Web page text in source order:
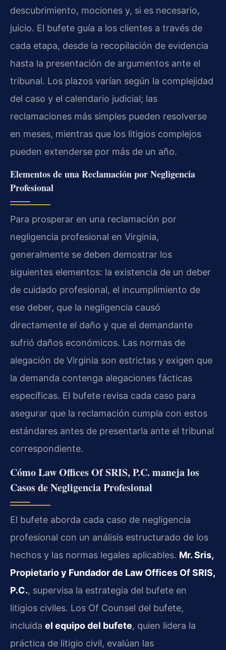
descubrimiento, mociones y, si es necesario,
juicio. El bufete guía a los clientes a través de
cada etapa, desde la recopilación de evidencia
hasta la presentación de argumentos ante el
tribunal. Los plazos varían según la complejidad
del caso y el calendario judicial; las
reclamaciones más simples pueden resolverse
en meses, mientras que los litigios complejos
pueden extenderse por más de un año.
Elementos de una Reclamación por Negligencia
Profesional
Para prosperar en una reclamación por
negligencia profesional en Virginia,
generalmente se deben demostrar los
siguientes elementos: la existencia de un deber
de cuidado profesional, el incumplimiento de
ese deber, que la negligencia causó
directamente el daño y que el demandante
sufrió daños económicos. Las normas de
alegación de Virginia son estrictas y exigen que
la demanda contenga alegaciones fácticas
específicas. El bufete revisa cada caso para
asegurar que la reclamación cumpla con estos
estándares antes de presentarla ante el tribunal
correspondiente.
Cómo Law Offices Of SRIS, P.C. maneja los
Casos de Negligencia Profesional
El bufete aborda cada caso de negligencia
profesional con un análisis estructurado de los
hechos y las normas legales aplicables. Mr. Sris,
Propietario y Fundador de Law Offices Of SRIS,
P.C., supervisa la estrategia del bufete en
litigios civiles. Los Of Counsel del bufete,
incluida el equipo del bufete, quien lidera la
práctica de litigio civil, evalúan las